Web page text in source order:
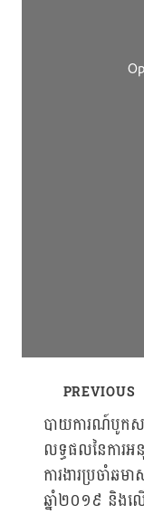
Post
PREVIOUS
បាយការណ៍បូក
លទ្ធផលនៃការអនុ
ការងារប្រចាំឆម
ឆ្នាំ២០១៩ និងល